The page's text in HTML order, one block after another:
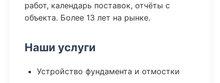
работ, календарь поставок, отчёты с
объекта. Более 13 лет на рынке.
Наши услуги
Устройство фундамента и отмостки